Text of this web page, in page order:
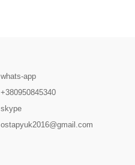
whats-app
+380950845340
skype
ostapyuk2016@gmail.com